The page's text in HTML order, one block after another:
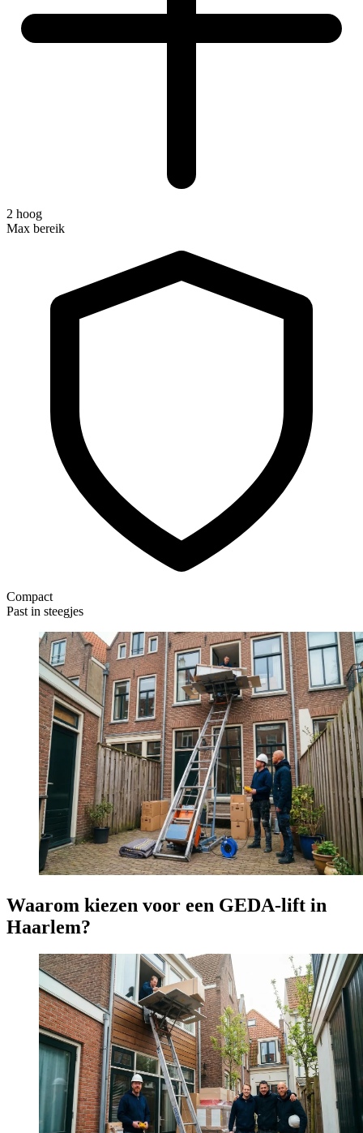
2 hoog
Max bereik
Compact
Past in steegjes
Waarom kiezen voor een GEDA-lift in
Haarlem?